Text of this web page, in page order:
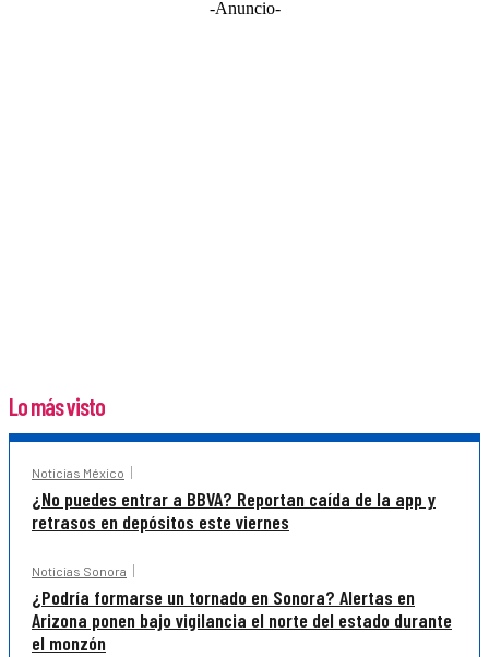
-Anuncio-
Lo más visto
Noticias México
¿No puedes entrar a BBVA? Reportan caída de la app y
retrasos en depósitos este viernes
Noticias Sonora
¿Podría formarse un tornado en Sonora? Alertas en
Arizona ponen bajo vigilancia el norte del estado durante
el monzón